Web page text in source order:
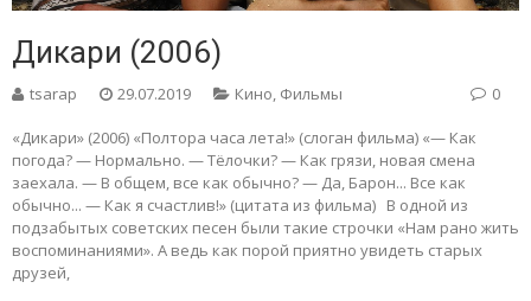
Дикари (2006)
tsarap 29.07.2019 Кино, Фильмы 0
«Дикари» (2006) «Полтора часа лета!» (слоган фильма) «— Как
погода? — Нормально. — Тёлочки? — Как грязи, новая смена
заехала. — В общем, все как обычно? — Да, Барон... Все как
обычно... — Как я счастлив!» (цитата из фильма) В одной из
подзабытых советских песен были такие строчки «Нам рано жить
воспоминаниями». А ведь как порой приятно увидеть старых
друзей,